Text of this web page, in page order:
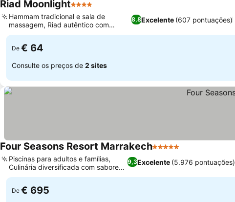
Riad Moonlight4 Estrelas
8,8Excelente (607 pontuações)
Hammam tradicional e sala de
massagem, Riad autêntico com
piscina central
De € 64
Consulte os preços de 2 sites
Four Seasons Resort Marrakech5 Estrelas
9,3Excelente (5.976 pontuações)
Piscinas para adultos e famílias,
Culinária diversificada com sabores
globais
De € 695